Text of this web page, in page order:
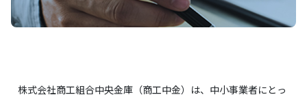
株式会社商工組合中央金庫（商工中金）は、中小事業者にとっ